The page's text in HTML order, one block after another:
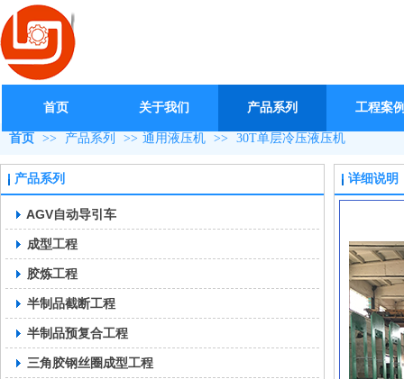
首页 关于我们 产品系列 工程案
首页 >> 产品系列 >> 通用液压机 >> 30T单层冷压液压机
产品系列
AGV自动导引车
成型工程
胶炼工程
半制品截断工程
半制品预复合工程
三角胶钢丝圈成型工程
详细说明